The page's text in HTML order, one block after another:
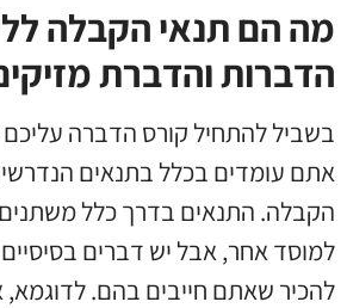
מה הם תנאי הקבלה
הדברות והדברת
בשביל להתחיל קורס הדברה
אתם עומדים בכלל בתנאים
הקבלה. התנאים בדרך כלל
למוסד אחר, אבל יש דברים
להכיר שאתם חייבים בהם. לדוגמא,